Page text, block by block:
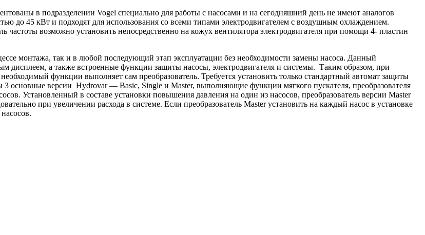
в подразделении Vogel специально для работы с насосами и на сегодняшний день не имеют аналогов
до 45 кВт и подходят для использования со всеми типами электродвигателем с воздушным охлаждением.
частоты возможно установить непосредственно на кожух вентилятора электродвигателя при помощи 4- пластин
монтажа, так и в любой последующий этап эксплуатации без необходимости замены насоса. Данный
дисплеем, а также встроенные функции защиты насосы, электродвигателя и системы. Таким образом, при
функции выполняет сам преобразователь. Требуется установить только стандартный автомат защиты
3 основные версии Hydrovar — Basic, Single и Master, выполняющие функции мягкого пускателя, преобразователя
Установленный в составе установки повышения давления на один из насосов, преобразователь версии Master
при увеличении расхода в системе. Если преобразователь Master установить на каждый насос в установке